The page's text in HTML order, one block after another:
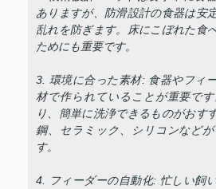
ありますが、防滑設計の食器は安
乱れを防ぎます。床にこぼれた食
ためにも重要です。
3. 環境に合った素材: 食器やフィ
材で作られていることが重要で
り、簡単に洗浄できるものがおす
鋼、セラミック、シリコンなど
す。
4. フィーダーの自動化: 忙しい飼